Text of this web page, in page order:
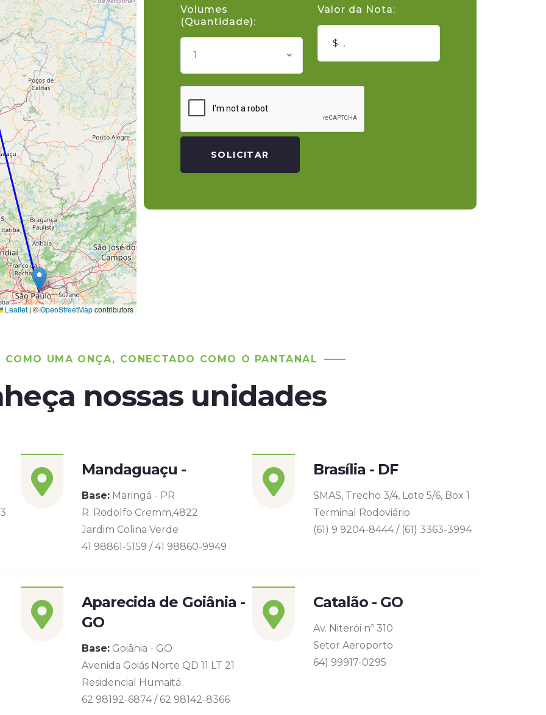
Leaflet| ©OpenStreetMapcontributors
Volumes
(Quantidade):
1
Valor da Nota:
SOLICITAR
COMO UMA ONÇA, CONECTADO COMO O PANTANAL
nossas unidades
Mandaguaçu -
Base: Maringá - PR
R. Rodolfo Cremm,4822
Jardim Colina Verde
41 98861-5159 / 41 98860-9949
Brasília - DF
SMAS, Trecho 3/4, Lote 5/6, Box 1
Terminal Rodoviário
(61) 9 9204-8444 / (61) 3363-3994
Aparecida de Goiânia -
GO
Base: Goiânia - GO
Avenida Goiás Norte QD 11 LT 21
Residencial Humaitá
62 98192-6874 / 62 98142-8366
Catalão - GO
Av. Niterói nº 310
Setor Aeroporto
64) 99917-0295